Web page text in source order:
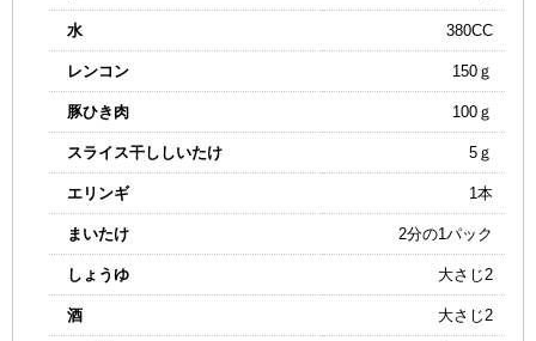
水 380CC
レンコン 150ｇ
豚ひき肉 100ｇ
スライス干ししいたけ 5ｇ
エリンギ 1本
まいたけ 2分の1パック
しょうゆ 大さじ2
酒 大さじ2